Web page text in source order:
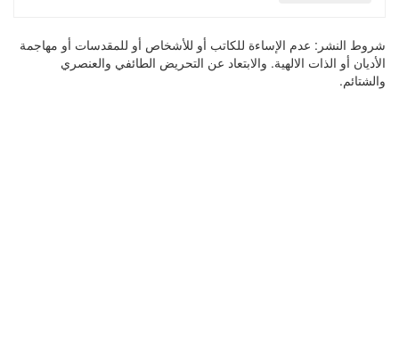
شروط النشر: عدم الإساءة للكاتب أو للأشخاص أو للمقدسات أو مهاجمة
الأديان أو الذات الالهية. والابتعاد عن التحريض الطائفي والعنصري
والشتائم.